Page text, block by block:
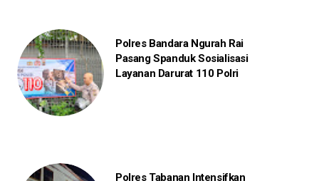
Polres Bandara Ngurah Rai
Pasang Spanduk Sosialisasi
Layanan Darurat 110 Polri
Polres Tabanan Intensifkan